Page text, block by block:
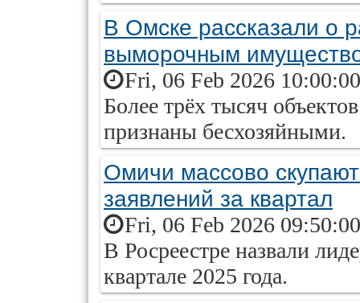
В Омске рассказали о
выморочным
Fri, 06 Feb 2026
Более трёх тысяч
признаны бесхозяйными.
Омичи массово
заявлений за квартал
Fri, 06 Feb 2026
В Росреестре назвали
квартале 2025 года.